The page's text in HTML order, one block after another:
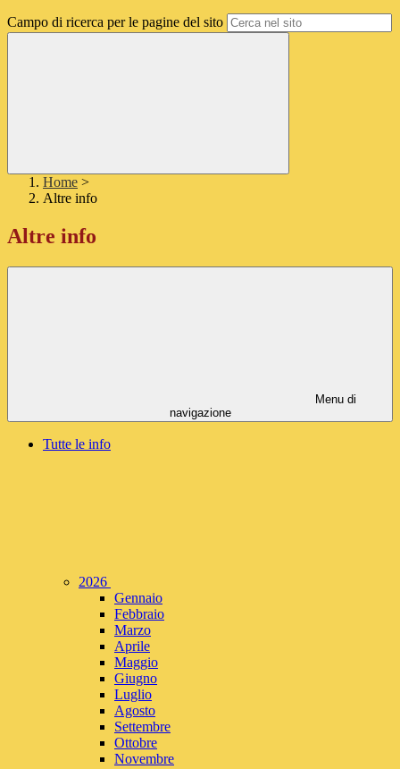
Campo di ricerca per le pagine del sito
Home >
Altre info
Altre info
Menu di
navigazione
Tutte le info
2026
Gennaio
Febbraio
Marzo
Aprile
Maggio
Giugno
Luglio
Agosto
Settembre
Ottobre
Novembre